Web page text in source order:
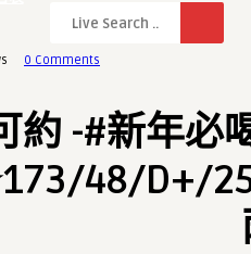
0 Comments
約 -#新年必
48/D+/